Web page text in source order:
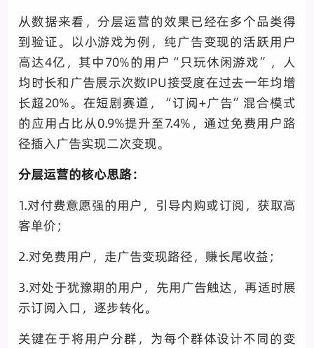
从数据来看，分层运营的效果已经在多个品类得
到验证。以小游戏为例，纯广告变现的活跃用户
高达4亿，其中70%的用户“只玩休闲游戏”，人
均时长和广告展示次数IPU接受度在过去一年均增
长超20%。在短剧赛道，“订阅+广告”混合模式
的应用占比从0.9%提升至7.4%，通过免费用户路
径插入广告实现二次变现。
分层运营的核心思路：
1.对付费意愿强的用户，引导内购或订阅，获取高
客单价；
2.对免费用户，走广告变现路径，赚长尾收益；
3.对处于犹豫期的用户，先用广告触达，再适时展
示订阅入口，逐步转化。
关键在于将用户分群，为每个群体设计不同的变